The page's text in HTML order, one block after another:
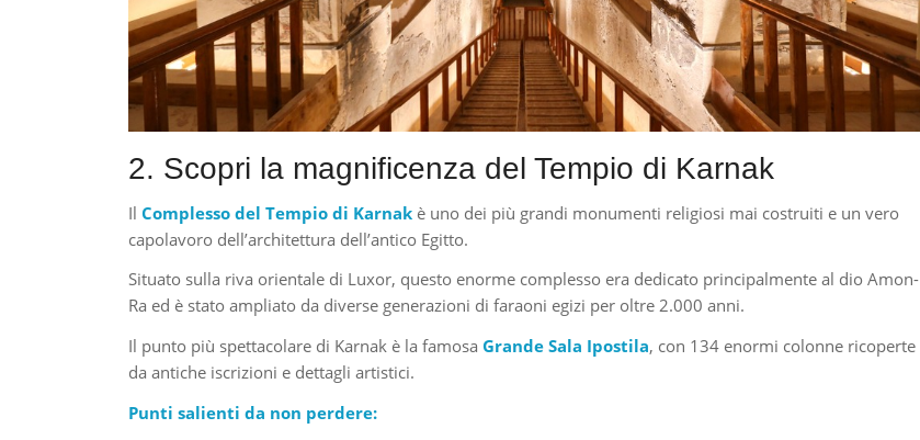
2. Scopri la magnificenza del Tempio di Karnak
IlComplesso del Tempio di Karnak è uno dei più grandi monumenti religiosi mai costruiti e un vero
capolavoro dell’architettura dell’antico Egitto.
Situato sulla riva orientale di Luxor, questo enorme complesso era dedicato principalmente al dio Amon-
Ra ed è stato ampliato da diverse generazioni di faraoni egizi per oltre 2.000 anni.
Il punto più spettacolare di Karnak è la famosaGrande Sala Ipostila, con 134 enormi colonne ricoperte
da antiche iscrizioni e dettagli artistici.
Punti salienti da non perdere: